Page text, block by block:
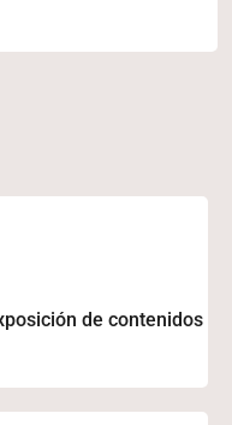
de contenidos